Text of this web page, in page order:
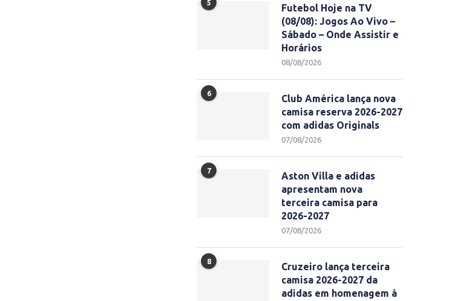
5
Futebol Hoje na TV
(08/08): Jogos Ao Vivo –
Sábado – Onde Assistir e
Horários
08/08/2026
6
Club América lança nova
camisa reserva 2026-2027
com adidas Originals
07/08/2026
7
Aston Villa e adidas
apresentam nova
terceira camisa para
2026-2027
07/08/2026
8
Cruzeiro lança terceira
camisa 2026-2027 da
adidas em homenagem à